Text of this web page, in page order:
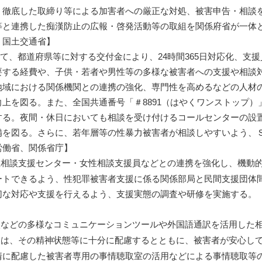
底した取締り等による加害者への厳正な対処、被害申告・相
連携した痴漢防止の広報・啓発活動等の取組を関係府省が一
土交通省】
都道府県等に対する交付金により、24時間365日対応化、支
る経費や、子供・若者や男性等の多様な被害者への支援や相
における関係機関との連携の強化、専門性を高めるなどの人
を図る。また、全国共通番号「＃8891（はやくワンストップ
。夜間・休日においても相談を受け付けるコールセンターの
図る。さらに、若年層等の性暴力被害者が相談しやすいよう、
省、関係省庁】
支援センター・女性相談支援員などとの連携を強化し、機動
できるよう、性犯罪被害者支援に係る関係部局と民間支援団
対応や支援を行えるよう、支援実態の調査や研修を実施する
の多様なコミュニケーションツールや外国語通訳を活用した
その精神状態等に十分に配慮するとともに、被害者が安心し
配慮した被害者専用の事情聴取室の活用などによる事情聴取